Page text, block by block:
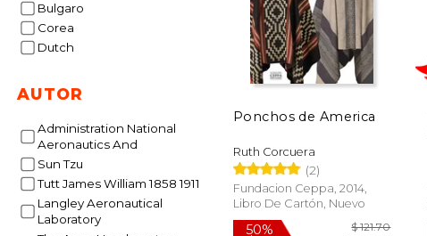
Bulgaro
Corea
Dutch
AUTOR
Administration National
Aeronautics And
Sun Tzu
Tutt James William 1858 1911
Langley Aeronautical
Laboratory
Ponchos de America
Ruth Corcuera
(2)
Fundacion Ceppa, 2014,
Libro De Cartón, Nuevo